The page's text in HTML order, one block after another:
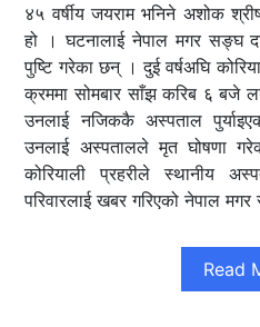
४५ वर्षीय जयराम भनिने अशोक
हो । घटनालाई नेपाल मगर सङ्घ
पुष्टि गरेका छन् । दुई वर्षअघि
क्रममा सोमबार साँझ करिब ६ बजे
उनलाई नजिककै अस्पताल
उनलाई अस्पतालले मृत घोषणा
कोरियाली प्रहरीले स्थानीय
परिवारलाई खबर गरिएको नेपाल
Read